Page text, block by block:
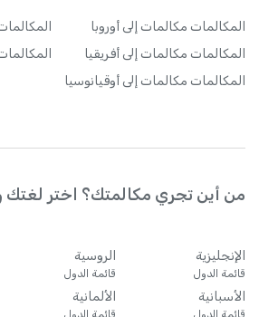
المكالمات مكالمات إلى أوروبا
المكالمات مكالمات إلى أفريقيا
المكالمات مكالمات إلى أوقيانوسيا
من أين تجري مكالمتك؟ اختر لغتك
الإنجليزية
قائمة الدول
الروسية
قائمة الدول
الأسبانية
قائمة الدول
الألمانية
قائمة الدول